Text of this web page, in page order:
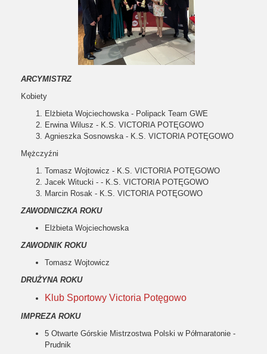
ARCYMISTRZ
Kobiety
Elżbieta Wojciechowska - Polipack Team GWE
Erwina Wilusz - K.S. VICTORIA POTĘGOWO
Agnieszka Sosnowska - K.S. VICTORIA POTĘGOWO
Mężczyźni
Tomasz Wojtowicz - K.S. VICTORIA POTĘGOWO
Jacek Witucki - - K.S. VICTORIA POTĘGOWO
Marcin Rosak - K.S. VICTORIA POTĘGOWO
ZAWODNICZKA ROKU
Elżbieta Wojciechowska
ZAWODNIK ROKU
Tomasz Wojtowicz
DRUŻYNA ROKU
Klub Sportowy Victoria Potęgowo
IMPREZA ROKU
5 Otwarte Górskie Mistrzostwa Polski w Półmaratonie -
Prudnik